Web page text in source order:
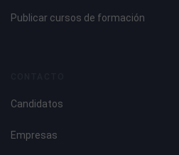
Publicar cursos de formación
Candidatos
Empresas